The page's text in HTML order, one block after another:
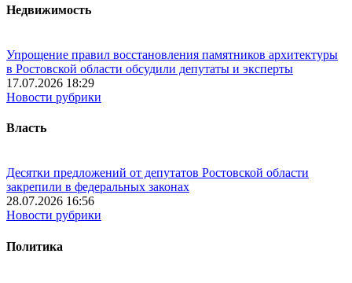
Недвижимость
Упрощение правил восстановления памятников архитектуры
в Ростовской области обсудили депутаты и эксперты
17.07.2026 18:29
Новости рубрики
Власть
Десятки предложений от депутатов Ростовской области
закрепили в федеральных законах
28.07.2026 16:56
Новости рубрики
Политика